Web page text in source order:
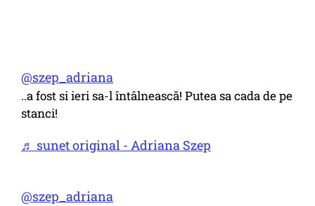
@szep_adriana
..a fost si ieri sa-l întâlnească! Putea sa cada de pe
stanci!
♬ sunet original - Adriana Szep
@szep_adriana